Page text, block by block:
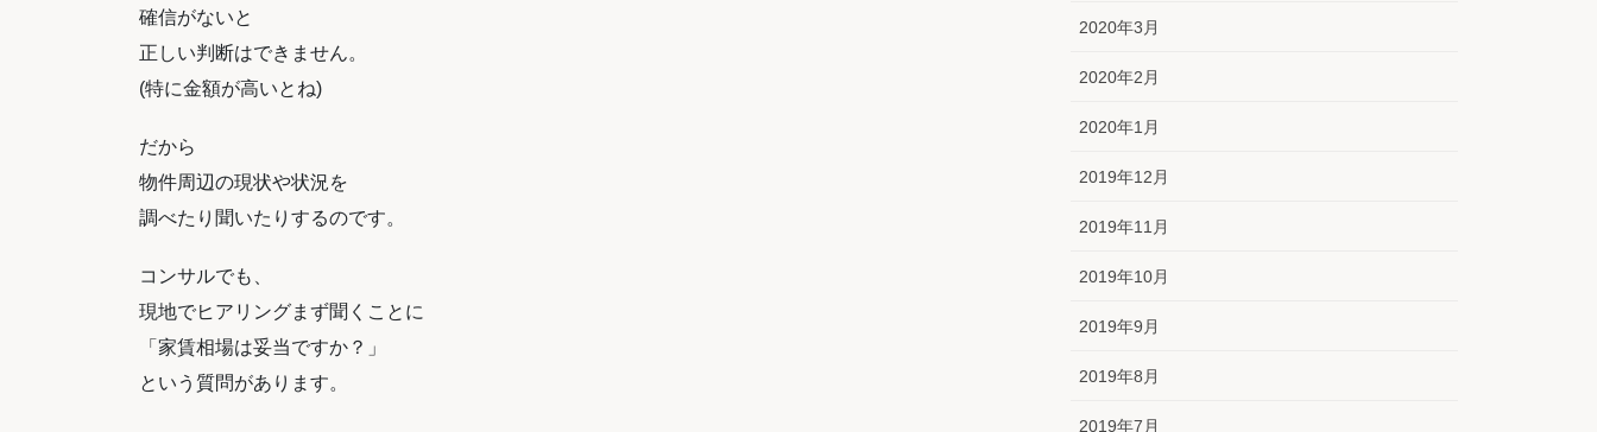
確信がないと
正しい判断はできません。
(特に金額が高いとね)
だから
物件周辺の現状や状況を
調べたり聞いたりするのです。
コンサルでも、
現地でヒアリングまず聞くことに
「家賃相場は妥当ですか？」
という質問があります。
2020年3月
2020年2月
2020年1月
2019年12月
2019年11月
2019年10月
2019年9月
2019年8月
2019年7月